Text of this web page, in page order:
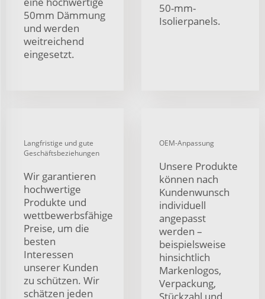
50mm Dämmung
und werden
weitreichend
eingesetzt.
50-mm-
Isolierpanels.
Langfristige und gute
Geschäftsbeziehungen
Wir garantieren
hochwertige
Produkte und
wettbewerbsfähige
Preise, um die
besten
Interessen
unserer Kunden
zu schützen. Wir
schätzen jeden
OEM-Anpassung
Unsere Produkte
können nach
Kundenwunsch
individuell
angepasst
werden –
beispielsweise
hinsichtlich
Markenlogos,
Verpackung,